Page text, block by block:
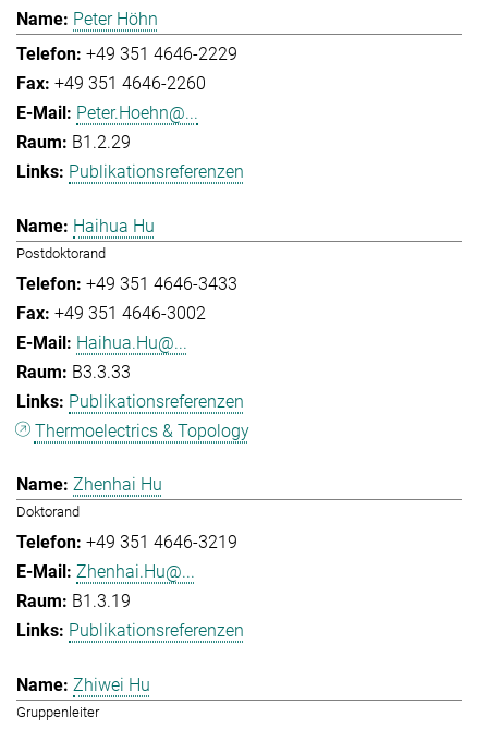
Peter Höhn
+49 351 4646-2229
+49 351 4646-2260
Peter.Hoehn@...
B1.2.29
Publikationsreferenzen
Haihua Hu
Postdoktorand
+49 351 4646-3433
+49 351 4646-3002
Haihua.Hu@...
B3.3.33
Publikationsreferenzen
Thermoelectrics & Topology
Zhenhai Hu
Doktorand
+49 351 4646-3219
Zhenhai.Hu@...
B1.3.19
Publikationsreferenzen
Zhiwei Hu
Gruppenleiter